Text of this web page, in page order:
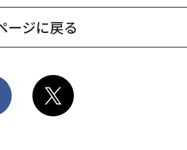
ージに戻る